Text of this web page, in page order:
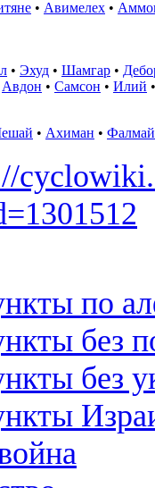
• Авимелех •
• Эхуд • Шамгар •
Авдон • Самсон • Илий
• Ахиман • Фалмай
по
без
без